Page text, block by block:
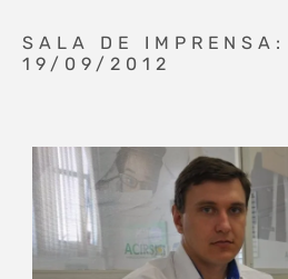
SALA DE
19/09/2012